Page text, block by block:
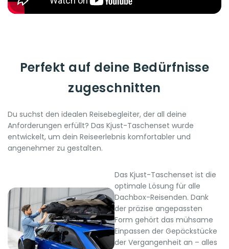
Perfekt auf deine Bedürfnisse
zugeschnitten
Du suchst den idealen Reisebegleiter, der all deine
Anforderungen erfüllt? Das Kjust-Taschenset wurde
entwickelt, um dein Reiseerlebnis komfortabler und
angenehmer zu gestalten.
Das Kjust-Taschenset ist die
optimale Lösung für alle
Dachbox-Reisenden. Dank
der präzise angepassten
Form gehört das mühsame
Einpassen der Gepäckstücke
der Vergangenheit an – alles